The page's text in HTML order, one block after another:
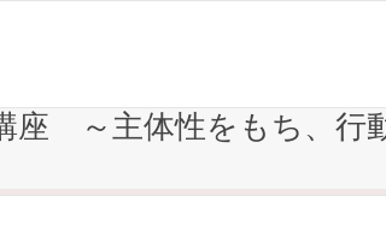
座 ～主体性をもち、行